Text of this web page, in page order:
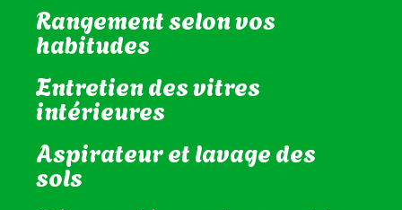
Rangement selon vos
habitudes
Entretien des vitres
intérieures
Aspirateur et lavage des
sols